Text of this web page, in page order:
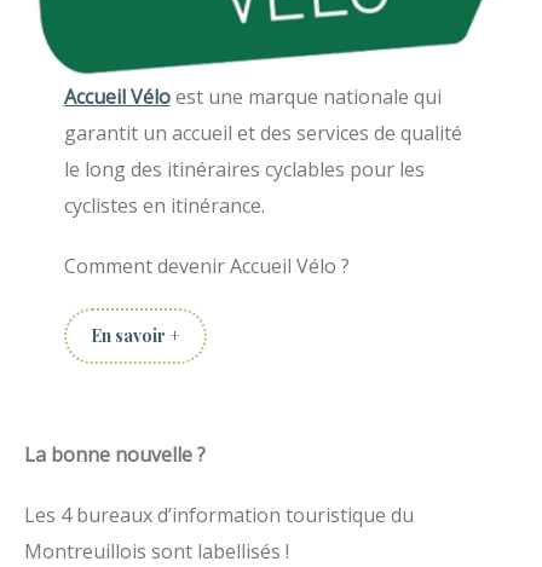
Accueil Véloest une marque nationale qui
garantit un accueil et des services de qualité
le long des itinéraires cyclables pour les
cyclistes en itinérance.
Comment devenir Accueil Vélo ?
En savoir +
La bonne nouvelle ?
Les 4 bureaux d’information touristique du
Montreuillois sont labellisés !